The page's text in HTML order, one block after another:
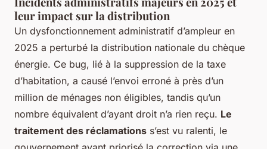
leur impact sur la distribution
Un dysfonctionnement administratif d’ampleur en
2025 a perturbé la distribution nationale du chèque
énergie. Ce bug, lié à la suppression de la taxe
d’habitation, a causé l’envoi erroné à près d’un
million de ménages non éligibles, tandis qu’un
nombre équivalent d’ayant droit n’a rien reçu. Le
traitement des réclamations s’est vu ralenti, le